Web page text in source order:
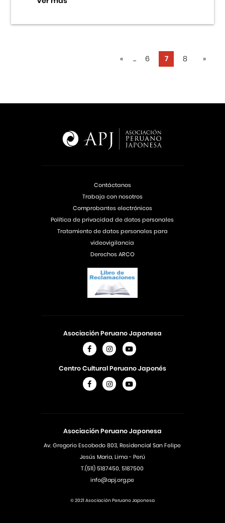
« ... 6 7 8 »
Asociación Peruano Japonesa
Av. Gregorio Escobedo 803, Residencial San Felipe
Jesús Maria, Lima - Perú
T.(511) 5187450, 5187500
info@apj.org.pe
Asociación Peruano Japonesa
Centro Cultural Peruano Japonés
Contáctanos
Trabaja con nosotros
Comprobantes electrónicos
Política de privacidad de datos personales
Tratamiento de datos personales para
videovigilancia
Derechos ARCO
© 2021 Asociación Peruano Japonesa